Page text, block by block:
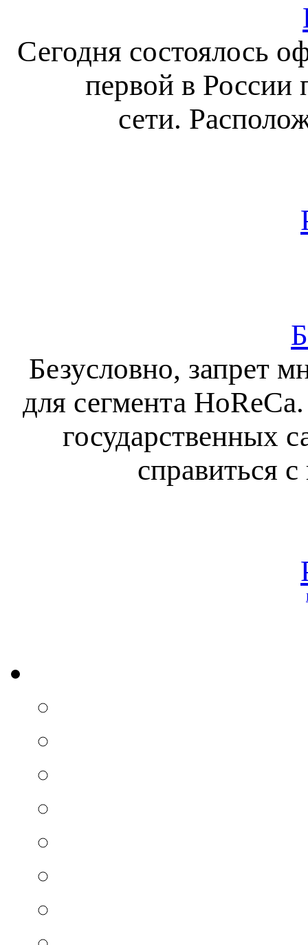
Сегодня состоялось
первой в России
сети.
Безусловно, запрет
для сегмента
государственных
справиться